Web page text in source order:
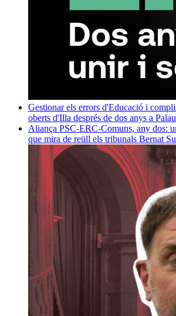
Gestionar els errors d'Educació i
oberts d'Illa després de dos anys a Palau
Aliança PSC-ERC-Comuns, any dos:
que mira de reüll els tribunals Bernat